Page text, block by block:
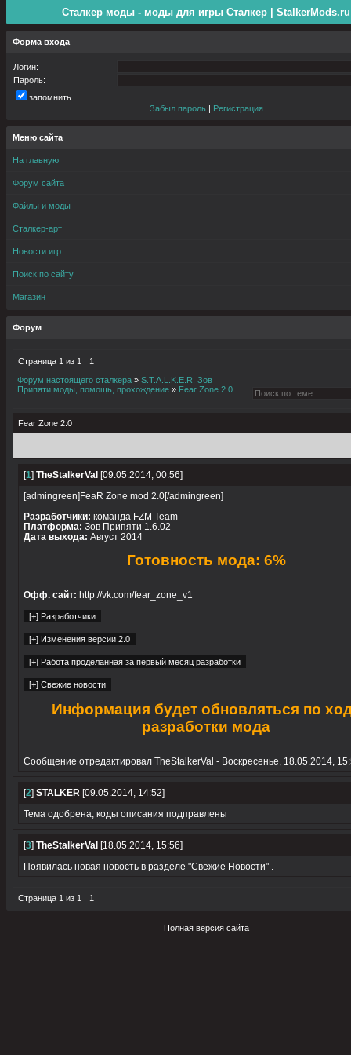
Сталкер моды - моды для игры Сталкер | StalkerMods.ru
Форма входа
Логин:
Пароль:
запомнить
Забыл пароль | Регистрация
Меню сайта
На главную
Форум сайта
Файлы и моды
Сталкер-арт
Новости игр
Поиск по сайту
Магазин
Форум
Страница 1 из 1
1
Форум настоящего сталкера » S.T.A.L.K.E.R. Зов
Припяти моды, помощь, прохождение » Fear Zone 2.0
Fear Zone 2.0
[1] TheStalkerVal [09.05.2014, 00:56]
[admingreen]FeaR Zone mod 2.0[/admingreen]
Разработчики: команда FZM Team
Платформа: Зов Припяти 1.6.02
Дата выхода: Август 2014
Готовность мода: 6%
Офф. сайт: http://vk.com/fear_zone_v1
Информация будет обновляться по
разработки мода
Сообщение отредактировал TheStalkerVal - Воскресенье, 18.05.2014,
[2] STALKER [09.05.2014, 14:52]
Тема одобрена, коды описания подправлены
[3] TheStalkerVal [18.05.2014, 15:56]
Появилась новая новость в разделе "Свежие Новости" .
Страница 1 из 1 1
Полная версия сайта